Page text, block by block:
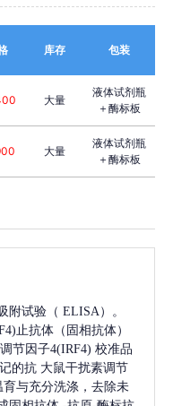
库存 包装
大量
液体试剂瓶
＋酶标板
大量
液体试剂瓶
＋酶标板
附试验（ ELISA）。
止抗体（固相抗体）
节因子4(IRF4) 校准品
的抗 大鼠干扰素调节
育与充分洗涤，去除未